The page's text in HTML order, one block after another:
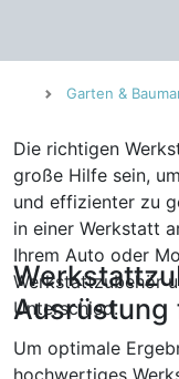
Garten &
Die richtigen
große Hilfe sein,
und effizienter zu
in einer Werkstatt
Ihrem Auto oder
Werkstattzubehör
Unterschied.
Ausrüstung
Um optimale
hochwertiges